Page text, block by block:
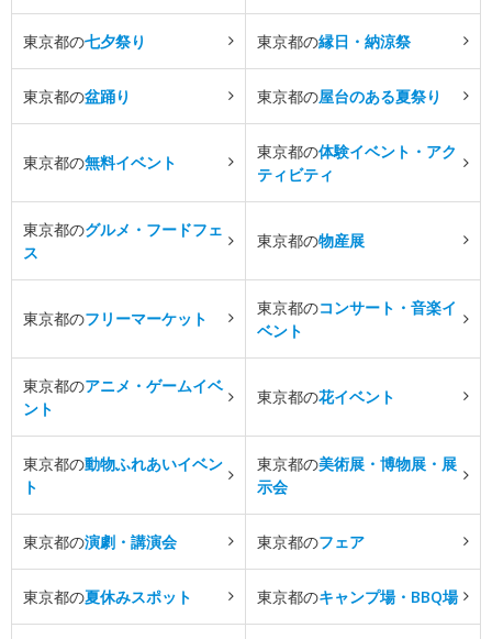
東京都の七夕祭り 東京都の縁日・納涼祭
東京都の盆踊り 東京都の屋台のある夏祭り
東京都の無料イベント
東京都の体験イベント・アク
ティビティ
東京都のグルメ・フードフェ
ス
東京都の物産展
東京都のフリーマーケット
東京都のコンサート・音楽イ
ベント
東京都のアニメ・ゲームイベ
ント
東京都の花イベント
東京都の動物ふれあいイベン
ト
東京都の美術展・博物展・展
示会
東京都の演劇・講演会 東京都のフェア
東京都の夏休みスポット 東京都のキャンプ場・BBQ場